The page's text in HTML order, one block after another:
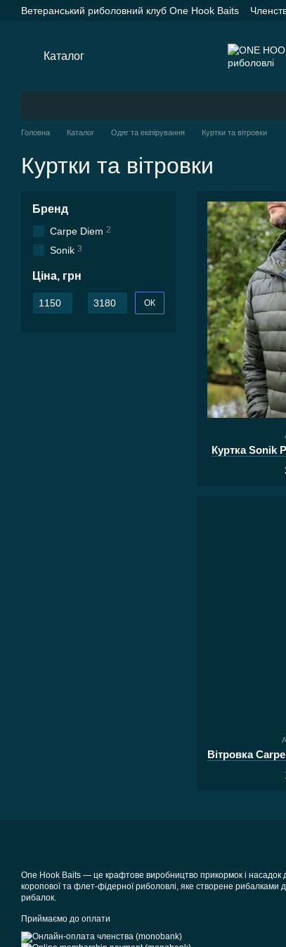
Перейти до основного контенту
Ветеранський риболовний клуб One Hook Baits
Каталог
Головна Каталог Одяг та екіпірування Куртки та вітровки
Куртки та вітровки
Куртка Sonik
Бренд
Carpe Diem 2
Sonik 3
Ціна, грн
Від Ціна, грн
До Ціна, грн ОК
One Hook Baits — це крафтове виробництво прикормок і насадок
коропової та флет-фідерної риболовлі, яке створене рибалками
рибалок.
Приймаємо до оплати